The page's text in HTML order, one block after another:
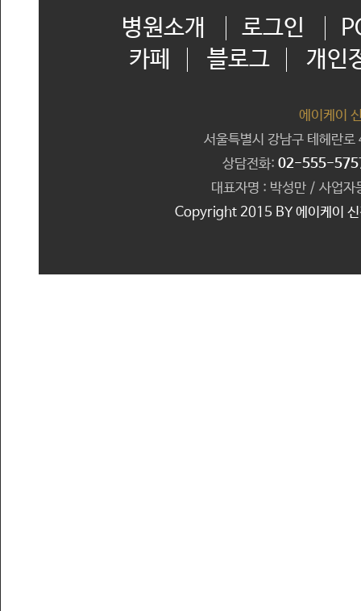
병원소개 로그인
카페
블로그 개인
에이케이
서울특별시 강남구 테헤란
상담전화: 02-555-
대표자명 : 박성만 / 사업
Copyright 2015 BY 에이케이